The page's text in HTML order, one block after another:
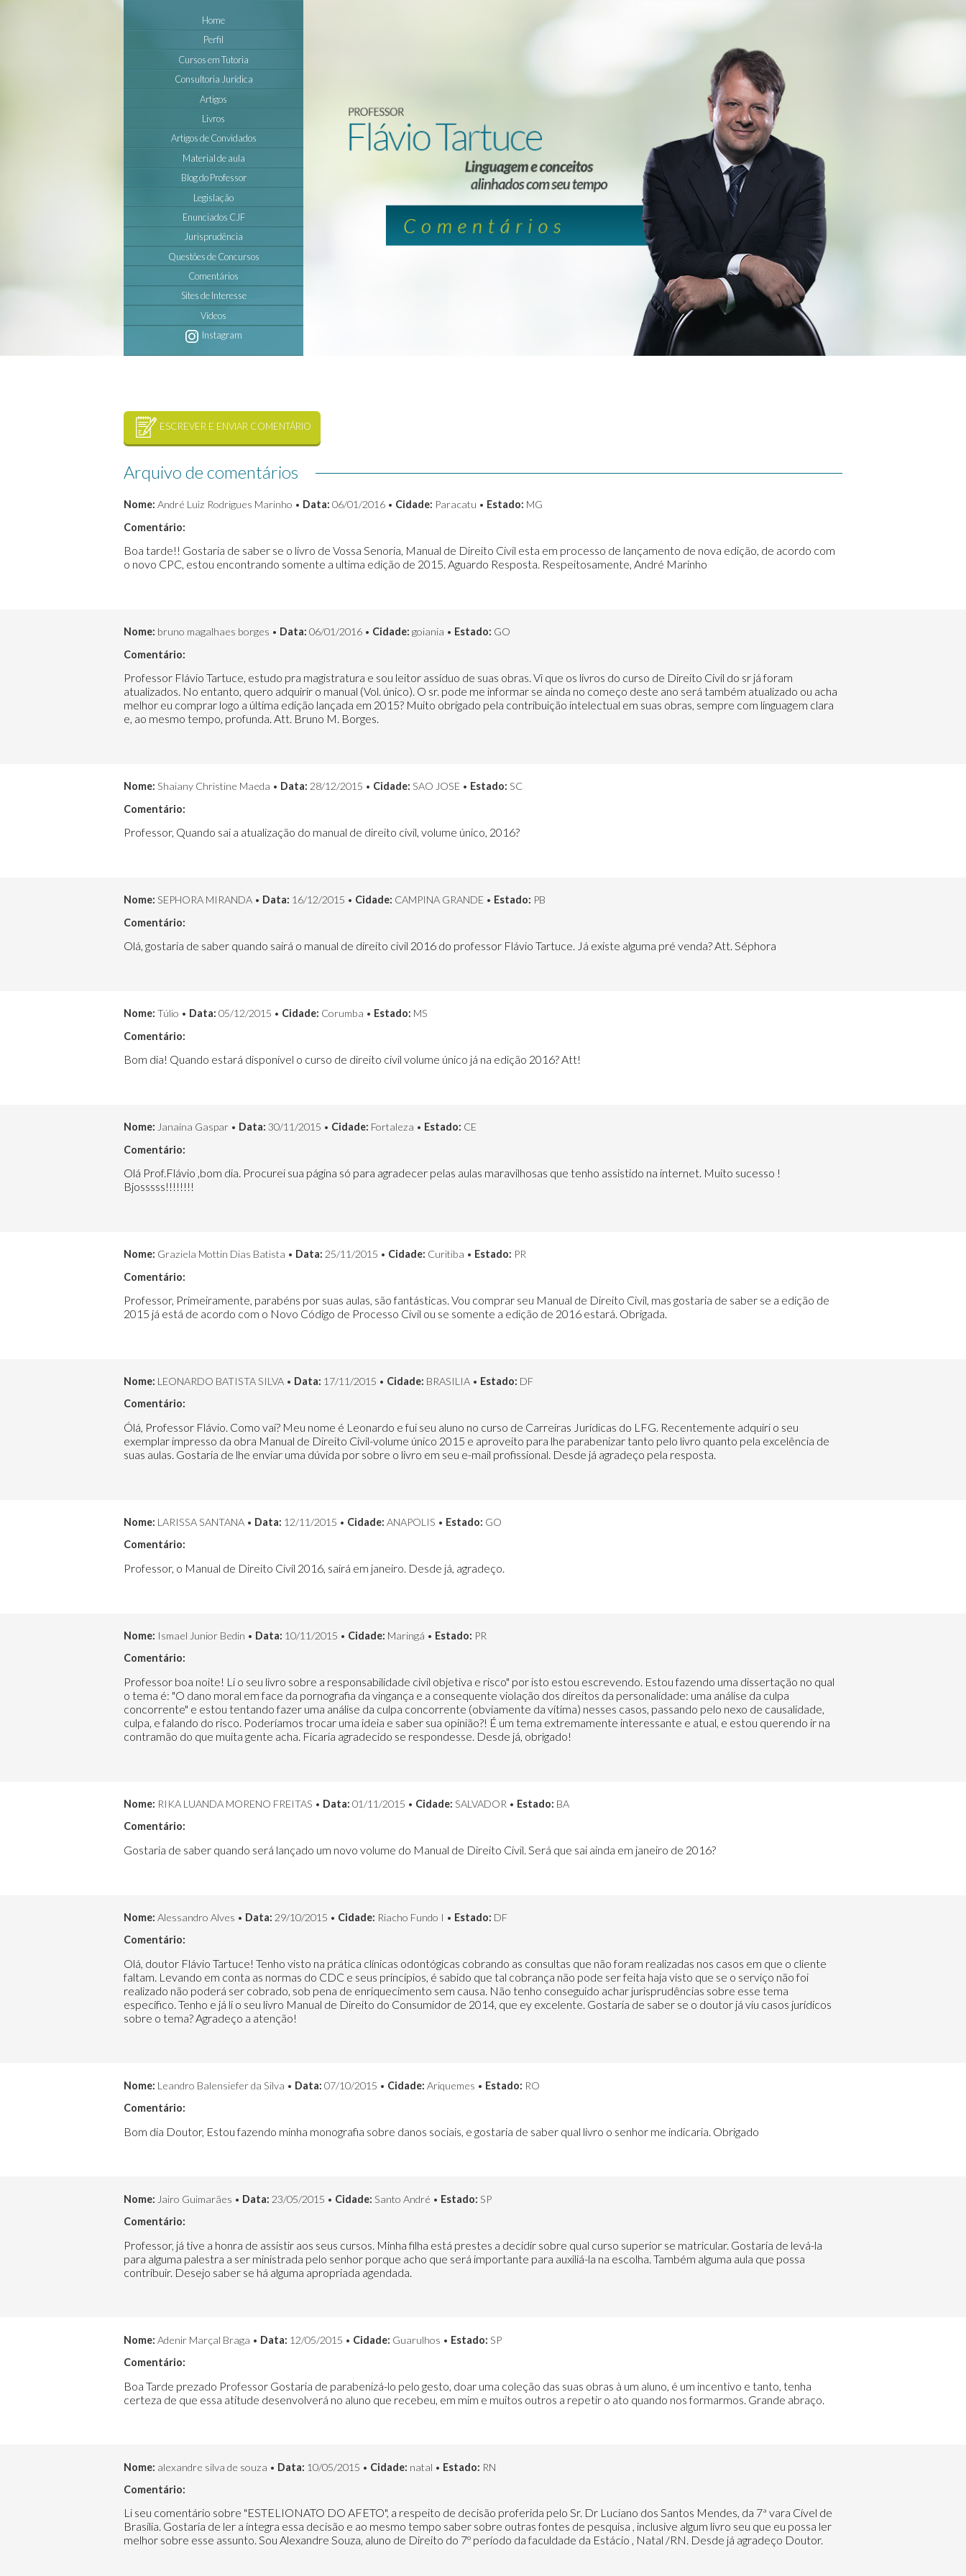
Home
Perfil
Cursos em Tutoria
Consultoria Jurídica
Artigos
Livros
Artigos de Convidados
Material de aula
Blog do Professor
Legislação
Enunciados CJF
Jurisprudência
Questôes de Concursos
Comentários
Sites de Interesse
Vídeos
Instagram
ESCREVER E ENVIAR COMENTÁRIO
Arquivo de comentários
Nome: André Luiz Rodrigues Marinho • Data: 06/01/2016 • Cidade: Paracatu • Estado: MG
Comentário:
Boa tarde!! Gostaria de saber se o livro de Vossa Senoria, Manual de Direito Civil esta em processo de lançamento de nova edição, de acordo com
o novo CPC, estou encontrando somente a ultima edição de 2015. Aguardo Resposta. Respeitosamente, André Marinho
Nome: bruno magalhaes borges • Data: 06/01/2016 • Cidade: goiania • Estado: GO
Comentário:
Professor Flávio Tartuce, estudo pra magistratura e sou leitor assíduo de suas obras. Vi que os livros do curso de Direito Civil do sr já foram
atualizados. No entanto, quero adquirir o manual (Vol. único). O sr. pode me informar se ainda no começo deste ano será também atualizado ou acha
melhor eu comprar logo a última edição lançada em 2015? Muito obrigado pela contribuição intelectual em suas obras, sempre com linguagem clara
e, ao mesmo tempo, profunda. Att. Bruno M. Borges.
Nome: Shaiany Christine Maeda • Data: 28/12/2015 • Cidade: SAO JOSE • Estado: SC
Comentário:
Professor, Quando sai a atualização do manual de direito civil, volume único, 2016?
Nome: SEPHORA MIRANDA • Data: 16/12/2015 • Cidade: CAMPINA GRANDE • Estado: PB
Comentário:
Olá, gostaria de saber quando sairá o manual de direito civil 2016 do professor Flávio Tartuce. Já existe alguma pré venda? Att. Séphora
Nome: Túlio • Data: 05/12/2015 • Cidade: Corumba • Estado: MS
Comentário:
Bom dia! Quando estará disponível o curso de direito civil volume único já na edição 2016? Att!
Nome: Janaína Gaspar • Data: 30/11/2015 • Cidade: Fortaleza • Estado: CE
Comentário:
Olá Prof.Flávio ,bom dia. Procurei sua página só para agradecer pelas aulas maravilhosas que tenho assistido na internet. Muito sucesso !
Bjosssss!!!!!!!!
Nome: Graziela Mottin Dias Batista • Data: 25/11/2015 • Cidade: Curitiba • Estado: PR
Comentário:
Professor, Primeiramente, parabéns por suas aulas, são fantásticas. Vou comprar seu Manual de Direito Civil, mas gostaria de saber se a edição de
2015 já está de acordo com o Novo Código de Processo Civil ou se somente a edição de 2016 estará. Obrigada.
Nome: LEONARDO BATISTA SILVA • Data: 17/11/2015 • Cidade: BRASILIA • Estado: DF
Comentário:
Ólá, Professor Flávio. Como vai? Meu nome é Leonardo e fui seu aluno no curso de Carreiras Jurídicas do LFG. Recentemente adquiri o seu
exemplar impresso da obra Manual de Direito Civil-volume único 2015 e aproveito para lhe parabenizar tanto pelo livro quanto pela excelência de
suas aulas. Gostaria de lhe enviar uma dúvida por sobre o livro em seu e-mail profissional. Desde já agradeço pela resposta.
Nome: LARISSA SANTANA • Data: 12/11/2015 • Cidade: ANAPOLIS • Estado: GO
Comentário:
Professor, o Manual de Direito Civil 2016, sairá em janeiro. Desde já, agradeço.
Nome: Ismael Junior Bedin • Data: 10/11/2015 • Cidade: Maringá • Estado: PR
Comentário:
Professor boa noite! Li o seu livro sobre a responsabilidade civil objetiva e risco" por isto estou escrevendo. Estou fazendo uma dissertação no qual
o tema é: "O dano moral em face da pornografia da vingança e a consequente violação dos direitos da personalidade: uma análise da culpa
concorrente" e estou tentando fazer uma análise da culpa concorrente (obviamente da vítima) nesses casos, passando pelo nexo de causalidade,
culpa, e falando do risco. Poderíamos trocar uma ideia e saber sua opinião?! É um tema extremamente interessante e atual, e estou querendo ir na
contramão do que muita gente acha. Ficaria agradecido se respondesse. Desde já, obrigado!
Nome: RIKA LUANDA MORENO FREITAS • Data: 01/11/2015 • Cidade: SALVADOR • Estado: BA
Comentário:
Gostaria de saber quando será lançado um novo volume do Manual de Direito Civil. Será que sai ainda em janeiro de 2016?
Nome: Alessandro Alves • Data: 29/10/2015 • Cidade: Riacho Fundo I • Estado: DF
Comentário:
Olá, doutor Flávio Tartuce! Tenho visto na prática clínicas odontógicas cobrando as consultas que não foram realizadas nos casos em que o cliente
faltam. Levando em conta as normas do CDC e seus princípios, é sabido que tal cobrança não pode ser feita haja visto que se o serviço não foi
realizado não poderá ser cobrado, sob pena de enriquecimento sem causa. Não tenho conseguido achar jurisprudências sobre esse tema
específico. Tenho e já li o seu livro Manual de Direito do Consumidor de 2014, que ey excelente. Gostaria de saber se o doutor já viu casos jurídicos
sobre o tema? Agradeço a atenção!
Nome: Leandro Balensiefer da Silva • Data: 07/10/2015 • Cidade: Ariquemes • Estado: RO
Comentário:
Bom dia Doutor, Estou fazendo minha monografia sobre danos sociais, e gostaria de saber qual livro o senhor me indicaria. Obrigado
Nome: Jairo Guimarães • Data: 23/05/2015 • Cidade: Santo André • Estado: SP
Comentário:
Professor, já tive a honra de assistir aos seus cursos. Minha filha está prestes a decidir sobre qual curso superior se matricular. Gostaria de levá-la
para alguma palestra a ser ministrada pelo senhor porque acho que será importante para auxiliá-la na escolha. Também alguma aula que possa
contribuir. Desejo saber se há alguma apropriada agendada.
Nome: Adenir Marçal Braga • Data: 12/05/2015 • Cidade: Guarulhos • Estado: SP
Comentário:
Boa Tarde prezado Professor Gostaria de parabenizá-lo pelo gesto, doar uma coleção das suas obras à um aluno, é um incentivo e tanto, tenha
certeza de que essa atitude desenvolverá no aluno que recebeu, em mim e muitos outros a repetir o ato quando nos formarmos. Grande abraço.
Nome: alexandre silva de souza • Data: 10/05/2015 • Cidade: natal • Estado: RN
Comentário:
Li seu comentário sobre "ESTELIONATO DO AFETO", a respeito de decisão proferida pelo Sr. Dr Luciano dos Santos Mendes, da 7ª vara Cível de
Brasília. Gostaria de ler a íntegra essa decisão e ao mesmo tempo saber sobre outras fontes de pesquisa , inclusive algum livro seu que eu possa ler
melhor sobre esse assunto. Sou Alexandre Souza, aluno de Direito do 7º período da faculdade da Estácio , Natal /RN. Desde já agradeço Doutor.